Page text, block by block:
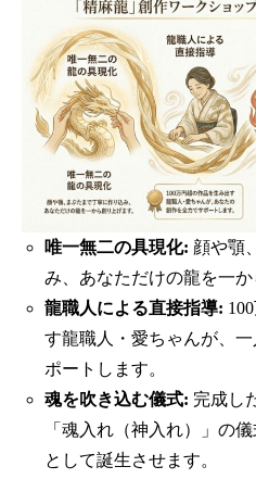
唯一無二の具現化: 顔や顎
み、あなただけの龍を一か
龍職人による直接指導:
す龍職人・愛ちゃんが、
ポートします。
魂を吹き込む儀式: 完成し
「魂入れ（神入れ）」の
として誕生させます。